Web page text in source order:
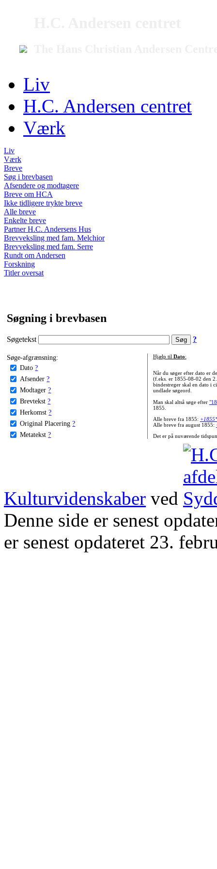
Liv
H.C. Andersen centret
Værk
Liv
Værk
Breve
Søg i brevbasen
Afsendere og modtagere
Breve om HCA
Ikke tidligere trykte breve
Alle breve
Enkelte breve
Partner H.C. Andersens Hus
Brevveksling med fam. Melchior
Brevveksling med fam. Serre
Rundt om Andersen
Forskning
Titler oversat
Søgning i brevbasen
Søgetekst ?
Søge-afgrænsning:
Dato ?
Afsender ?
Modtager ?
Brevtekst ?
Herkomst ?
Original Placering ?
Metatekst ?
Hjælp til Dato:
Når du søger efter dato er
(f.eks. er 1855-08-02 den
bindestreger skal en dato i
undlade søgeord.
Man skal altså søge efter
1855.
Alle breve fra 1855:
Alle breve fra august 1855:
Det er på nuværende
Kulturvidenskaber ved
Denne side er senest
er senest opdateret 23.